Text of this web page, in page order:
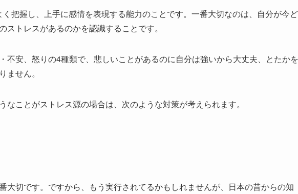
把握し、上手に感情を表現する能力のことです。一番大切なのは、自分が今ど
ストレスがあるのかを認識することです。
不安、怒りの4種類で、悲しいことがあるのに自分は強いから大丈夫、とたかを
ません。
なことがストレス源の場合は、次のような対策が考えられます。
大切です。ですから、もう実行されてるかもしれませんが、日本の昔からの知